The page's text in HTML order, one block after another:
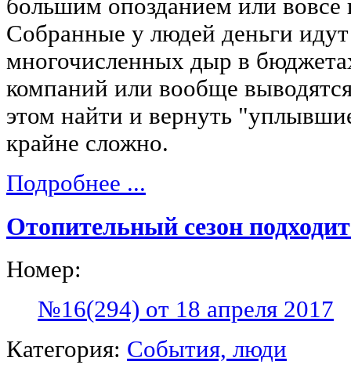
большим опозданием или вовсе
Собранные у людей деньги
многочисленных дыр в
компаний или вообще
этом найти и вернуть
крайне сложно.
Подробнее ...
Отопительный сезон
Номер:
№16(294) от 18 апреля 2017
Категория: События, люди